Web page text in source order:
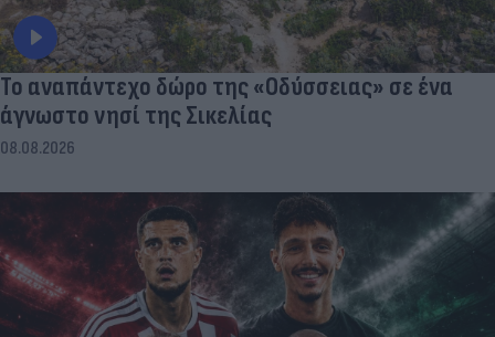
To αναπάντεχο δώρο της «Οδύσσειας» σε ένα
άγνωστο νησί της Σικελίας
08.08.2026